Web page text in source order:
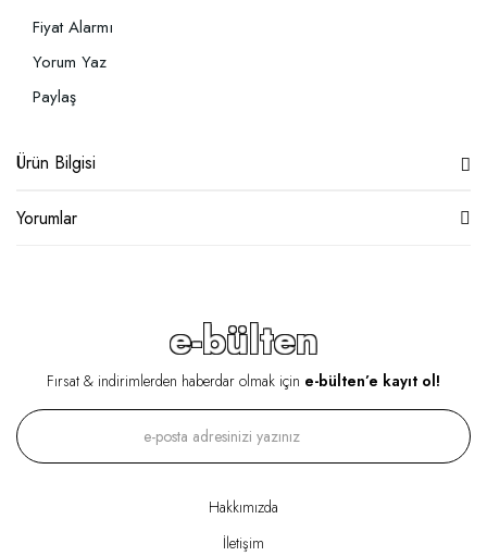
Fiyat Alarmı
Yorum Yaz
Paylaş
Ürün Bilgisi
Yorumlar
e-bülten
Fırsat & indirimlerden haberdar olmak için e-bülten’e kayıt ol!
Hakkımızda
İletişim